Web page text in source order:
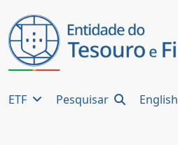
ETF Pesquisar English